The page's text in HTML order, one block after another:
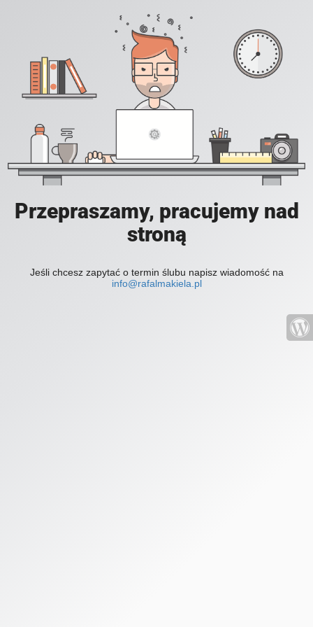
Przepraszamy, pracujemy nad
stroną
Jeśli chcesz zapytać o termin ślubu napisz wiadomość na
info@rafalmakiela.pl